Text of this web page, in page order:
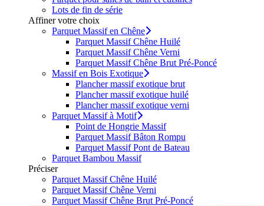
Lots de fin de série
Affiner votre choix
Parquet Massif en Chêne
Parquet Massif Chêne Huilé
Parquet Massif Chêne Verni
Parquet Massif Chêne Brut Pré-Poncé
Massif en Bois Exotique
Plancher massif exotique brut
Plancher massif exotique huilé
Plancher massif exotique verni
Parquet Massif à Motif
Point de Hongrie Massif
Parquet Massif Bâton Rompu
Parquet Massif Pont de Bateau
Parquet Bambou Massif
Préciser
Parquet Massif Chêne Huilé
Parquet Massif Chêne Verni
Parquet Massif Chêne Brut Pré-Poncé